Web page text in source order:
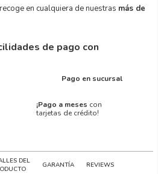
en cualquiera de nuestras más de
de pago con
Pago en sucursal
¡Pago a meses con
tarjetas de crédito!
DEL
GARANTÍA REVIEWS